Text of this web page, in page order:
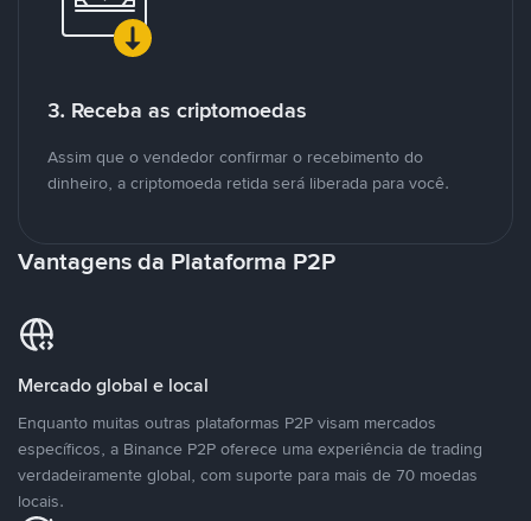
3. Receba as criptomoedas
Assim que o vendedor confirmar o recebimento do
dinheiro, a criptomoeda retida será liberada para você.
Vantagens da Plataforma P2P
Mercado global e local
Enquanto muitas outras plataformas P2P visam mercados
específicos, a Binance P2P oferece uma experiência de trading
verdadeiramente global, com suporte para mais de 70 moedas
locais.